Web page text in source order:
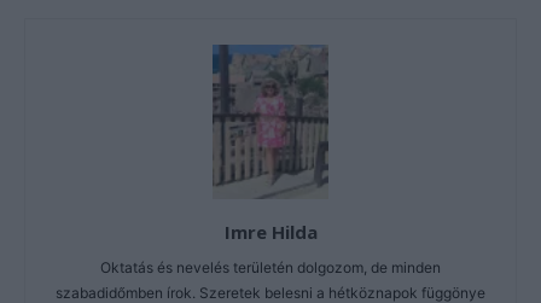
Imre Hilda
Oktatás és nevelés területén dolgozom, de minden
szabadidőmben írok. Szeretek belesni a hétköznapok függönye